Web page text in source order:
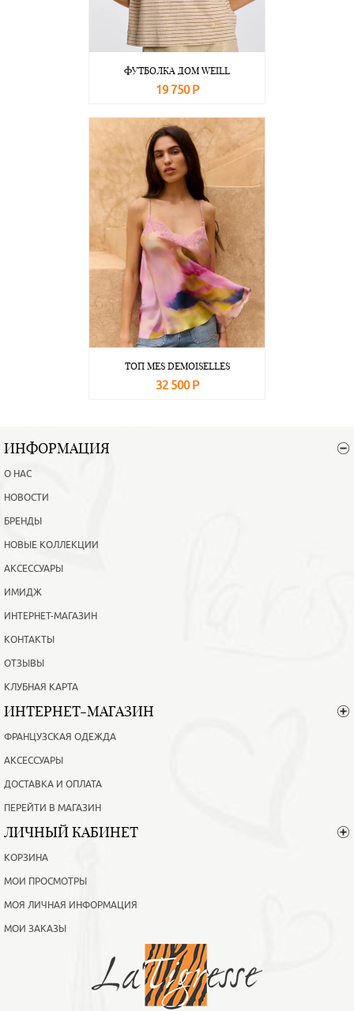
ФУТБОЛКА ДОМ WEILL
19 750 Р
ТОП MES DEMOISELLES
32 500 Р
ИНФОРМАЦИЯ
О НАС
НОВОСТИ
БРЕНДЫ
НОВЫЕ КОЛЛЕКЦИИ
АКСЕССУАРЫ
ИМИДЖ
ИНТЕРНЕТ-МАГАЗИН
КОНТАКТЫ
ОТЗЫВЫ
КЛУБНАЯ КАРТА
ИНТЕРНЕТ-МАГАЗИН
ФРАНЦУЗСКАЯ ОДЕЖДА
АКСЕССУАРЫ
ДОСТАВКА И ОПЛАТА
ПЕРЕЙТИ В МАГАЗИН
ЛИЧНЫЙ КАБИНЕТ
КОРЗИНА
МОИ ПРОСМОТРЫ
МОЯ ЛИЧНАЯ ИНФОРМАЦИЯ
МОИ ЗАКАЗЫ